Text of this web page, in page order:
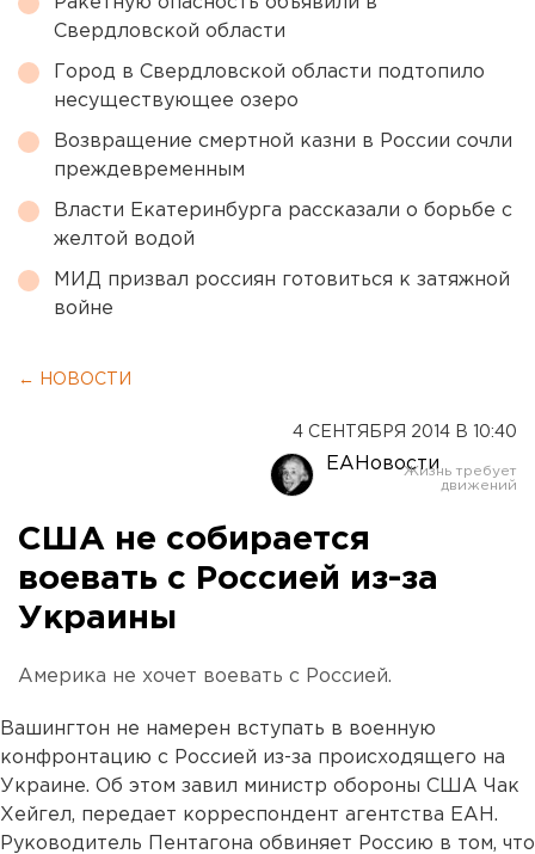
Свердловской области
Город в Свердловской области подтопило
несуществующее озеро
Возвращение смертной казни в России сочли
преждевременным
Власти Екатеринбурга рассказали о борьбе с
желтой водой
МИД призвал россиян готовиться к затяжной
войне
← НОВОСТИ
4 СЕНТЯБРЯ 2014 В 10:40
ЕАНовости
США не собирается
воевать с Россией из-за
Украины
Америка не хочет воевать с Россией.
Вашингтон не намерен вступать в военную
конфронтацию с Россией из-за происходящего на
Украине. Об этом завил министр обороны США Чак
Хейгел, передает корреспондент агентства ЕАН.
Руководитель Пентагона обвиняет Россию в том, что